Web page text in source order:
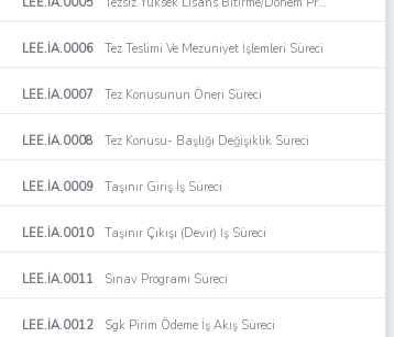
LEE.İA.0006 Tez Teslimi Ve Mezuniyet İşlemleri Süreci
LEE.İA.0007 Tez Konusunun Öneri Süreci
LEE.İA.0008 Tez Konusu- Başlığı Değişiklik Süreci
LEE.İA.0009 Taşınır Giriş İş Süreci
LEE.İA.0010 Taşınır Çıkışı (Devir) İş Süreci
LEE.İA.0011 Sınav Programı Süreci
LEE.İA.0012 Sgk Pirim Ödeme İş Akış Süreci